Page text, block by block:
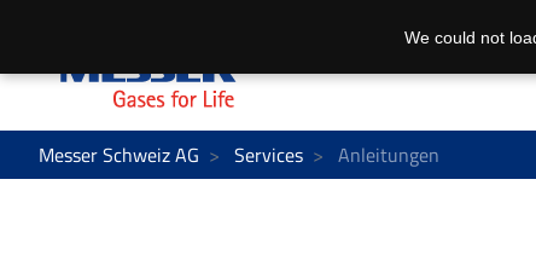
Messer Schweiz AG Services Anleitungen
We could not